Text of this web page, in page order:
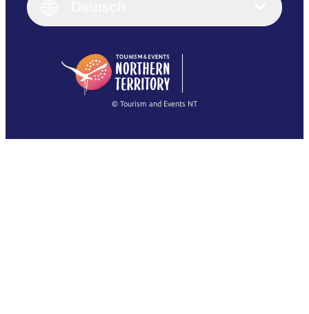
English
(Singapore)
Français
繁體中文
© Tourism and Events NT